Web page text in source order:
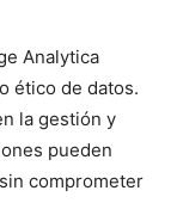
Analytica
ético de datos.
la gestión y
pueden
comprometer